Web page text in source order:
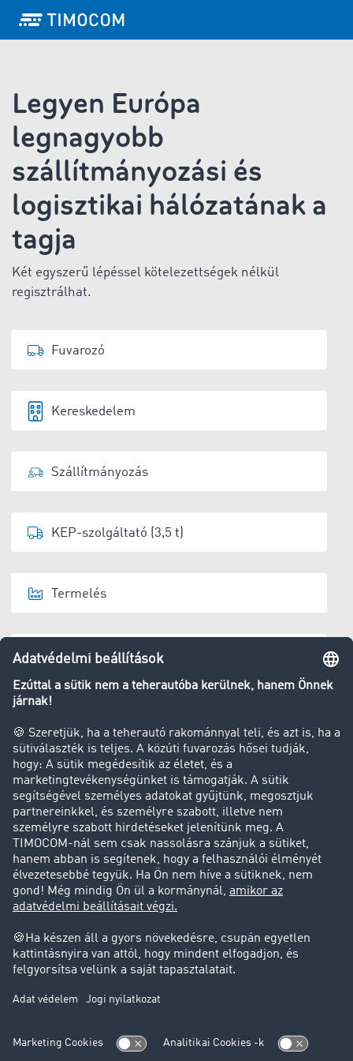
Legyen Európa
legnagyobb
szállítmányozási és
logisztikai hálózatának a
tagja
Két egyszerű lépéssel kötelezettségek nélkül
regisztrálhat.
Fuvarozó
Kereskedelem
Szállítmányozás
KEP-szolgáltató (3,5 t)
Termelés
Raktárüzemeltető
Magánszemély
+36 22 51 59 50
+36 22 51 59 55
info.hu@timocom.com